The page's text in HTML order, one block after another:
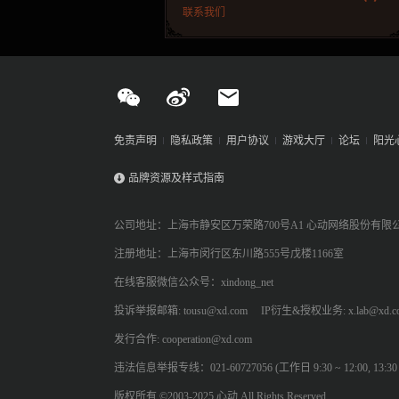
联系我们
免责声明 隐私政策 用户协议 游戏大厅 论坛 阳光
品牌资源及样式指南
公司地址：上海市静安区万荣路700号A1 心动网络股份有限
注册地址：上海市闵行区东川路555号戊楼1166室
在线客服微信公众号：xindong_net
投诉举报邮箱: tousu@xd.com IP衍生&授权业务:
发行合作: cooperation@xd.com
违法信息举报专线：021-60727056 (工作日 9:30 ~ 12:00, 13:30
版权所有 ©2003-2025 心动 All Rights Reserved